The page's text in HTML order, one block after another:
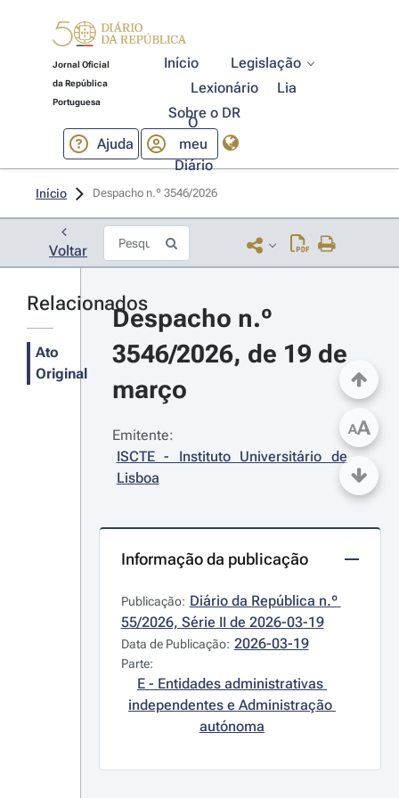
Jornal Oficial
da República
Portuguesa
Início
Legislação
Lexionário
Lia
Sobre o DR
Ajuda
O
meu
Diário
Início Despacho n.º 3546/2026
Voltar
Relacionados
Ato
Original
Despacho n.º
3546/2026, de 19 de
março
Emitente:
ISCTE - Instituto Universitário de
Lisboa
Informação da publicação
Publicação: Diário da República n.º
55/2026, Série II de 2026-03-19
Data de Publicação: 2026-03-19
Parte:
E - Entidades administrativas
independentes e Administração
autónoma
AA